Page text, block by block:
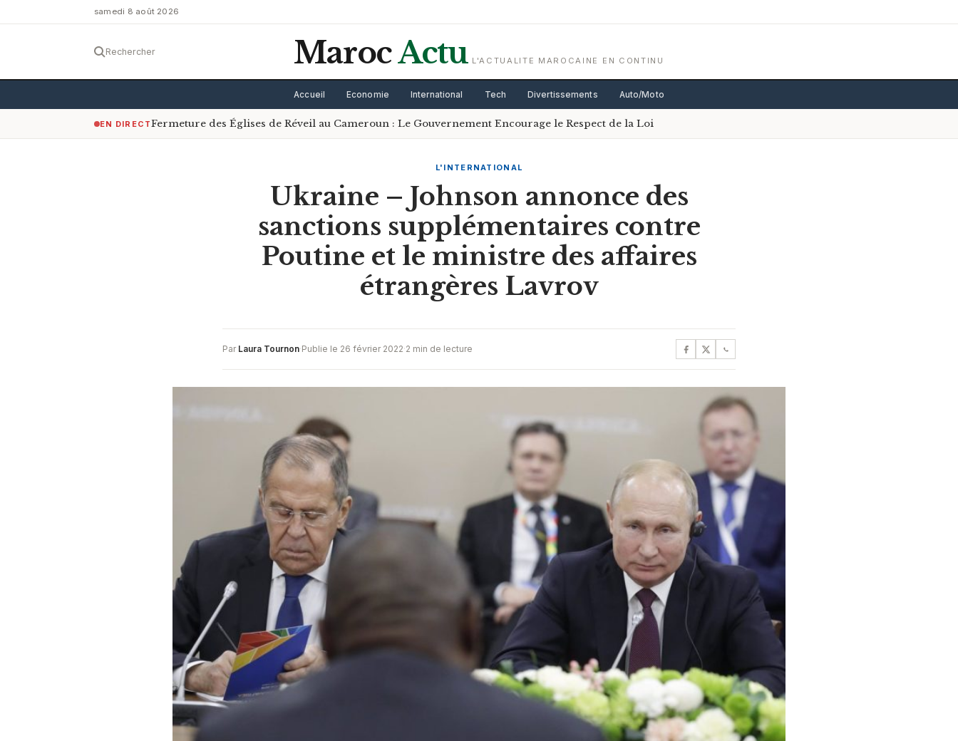
samedi 8 août 2026
Rechercher MarocActu L'ACTUALITE MAROCAINE EN CONTINU
Accueil Economie International Tech Divertissements Auto/Moto
EN DIRECTFermeture des Églises de Réveil au Cameroun : Le Gouvernement Encourage le Respect de la Loi
L'INTERNATIONAL
Ukraine – Johnson annonce des
sanctions supplémentaires contre
Poutine et le ministre des affaires
étrangères Lavrov
Par Laura Tournon·Publie le 26 février 2022·2 min de lecture